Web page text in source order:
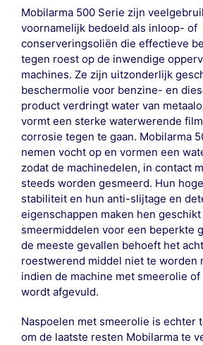
Mobilarma 500 Serie zijn
voornamelijk bedoeld als inloop- of
conserveringsoliën die effectieve
tegen roest op de inwendige
machines. Ze zijn uitzonderlijk
beschermolie voor benzine- en
product verdringt water van
vormt een sterke waterwerende
corrosie tegen te gaan. Mobilarma
nemen vocht op en vormen een
zodat de machinedelen, in contact
steeds worden gesmeerd. Hun
stabiliteit en hun anti-slijtage en
eigenschappen maken hen
smeermiddelen voor een beperkte
de meeste gevallen behoeft het
roestwerend middel niet te worden
indien de machine met smeerolie
wordt afgevuld.
Naspoelen met smeerolie is echter
om de laatste resten Mobilarma te